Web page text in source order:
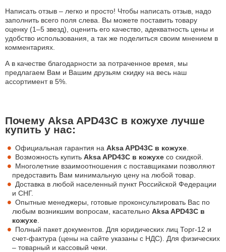
Написать отзыв – легко и просто! Чтобы написать отзыв, надо
заполнить всего поля слева. Вы можете поставить товару
оценку (1–5 звезд), оценить его качество, адекватность цены и
удобство использования, а так же поделиться своим мнением в
комментариях.
А в качестве благодарности за потраченное время, мы
предлагаем Вам и Вашим друзьям скидку на весь наш
ассортимент в 5%.
Почему Aksa APD43C в кожухе лучше
купить у нас:
Официальная гарантия наAksa APD43C в кожухе
Возможность купитьAksa APD43C в кожухе со скидкой.
Многолетние взаимоотношения с поставщиками позволяют
предоставить Вам минимальную цену на любой товар.
Доставка в любой населенный пункт Российской Федерации
и СНГ.
Опытные менеджеры, готовые проконсультировать Вас по
любым возникшим вопросам, касательно Aksa APD43C в
кожухе
Полный пакет документов. Для юридических лиц Торг-12 и
счет-фактура (цены на сайте указаны с НДС). Для физических
– товарный и кассовый чеки.